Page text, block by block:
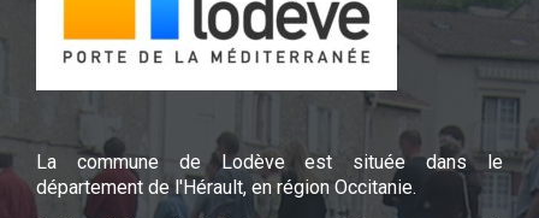
La commune de Lodève est située dans le
département de l'Hérault, en région Occitanie.